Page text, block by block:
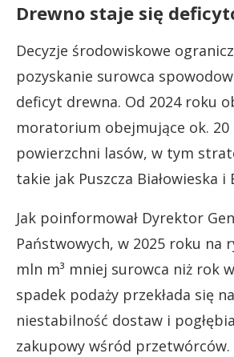
Drewno staje się
Decyzje środowiskowe
pozyskanie surowca
deficyt drewna. Od 2024 roku
moratorium obejmujące ok. 20
powierzchni lasów, w tym
takie jak Puszcza Białowieska i
Jak poinformował Dyrektor
Państwowych, w 2025 roku na
mln m³ mniej surowca niż rok
spadek podaży przekłada się
niestabilność dostaw i
zakupowy wśród przetwórców.